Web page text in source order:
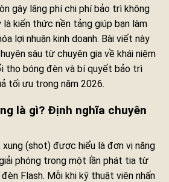
gây lãng phí chi phí bảo trì không
kiến thức nền tảng giúp bạn làm
lợi nhuận kinh doanh. Bài viết này
sâu từ chuyên gia về khái niệm
thọ bóng đèn và bí quyết bảo trì
tối ưu trong năm 2026.
là gì? Định nghĩa chuyên
xung (shot) được hiểu là đơn vị năng
phóng trong một lần phát tia từ
Flash. Mỗi khi kỹ thuật viên nhấn